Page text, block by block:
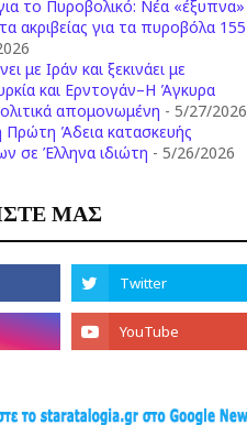
το Πυροβολικό: Νέα «έξυπνα»
ακριβείας για τα πυροβόλα 155
με Ιράν και ξεκινάει με
και Ερντογάν–Η Άγκυρα
απομονωμένη - 5/27/2026
Πρώτη Άδεια κατασκευής
σε Έλληνα ιδιώτη - 5/26/2026
ΜΑΣ